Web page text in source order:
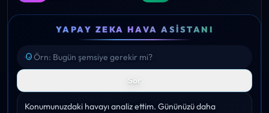
YAPAY ZEKA HAVA ASISTANI
Sor
Konumunuzdaki havayı analiz ettim. Gününüzü daha